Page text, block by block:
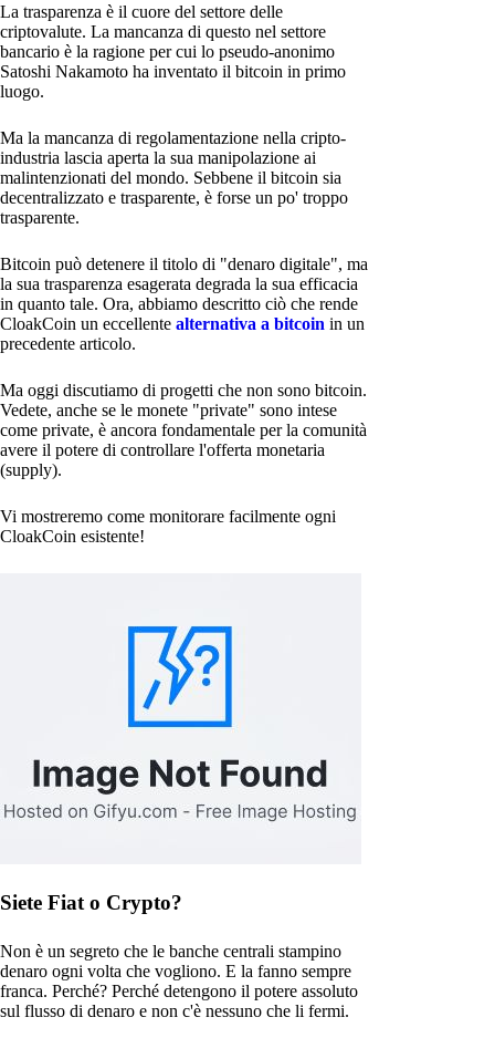
La trasparenza è il cuore del settore delle
criptovalute. La mancanza di questo nel settore
bancario è la ragione per cui lo pseudo-anonimo
Satoshi Nakamoto ha inventato il bitcoin in primo
luogo.
Ma la mancanza di regolamentazione nella cripto-
industria lascia aperta la sua manipolazione ai
malintenzionati del mondo. Sebbene il bitcoin sia
decentralizzato e trasparente, è forse un po' troppo
trasparente.
Bitcoin può detenere il titolo di "denaro digitale", ma
la sua trasparenza esagerata degrada la sua efficacia
in quanto tale. Ora, abbiamo descritto ciò che rende
CloakCoin un eccellente alternativa a bitcoin in un
precedente articolo.
Ma oggi discutiamo di progetti che non sono bitcoin.
Vedete, anche se le monete "private" sono intese
come private, è ancora fondamentale per la comunità
avere il potere di controllare l'offerta monetaria
(supply).
Vi mostreremo come monitorare facilmente ogni
CloakCoin esistente!
Siete Fiat o Crypto?
Non è un segreto che le banche centrali stampino
denaro ogni volta che vogliono. E la fanno sempre
franca. Perché? Perché detengono il potere assoluto
sul flusso di denaro e non c'è nessuno che li fermi.